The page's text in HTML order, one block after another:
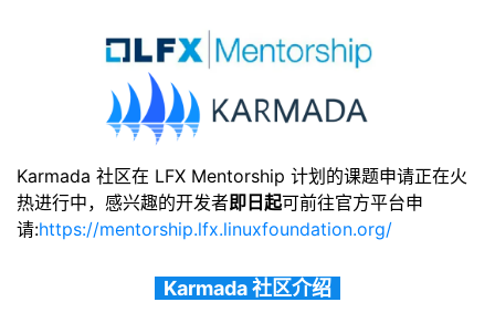
学
持
Karmada 社区在 LFX Mentorship 计划的课题申请正在火
热进行中，感兴趣的开发者即日起可前往官方平台申
请:https://mentorship.lfx.linuxfoundation.org/
Karmada 社区介绍